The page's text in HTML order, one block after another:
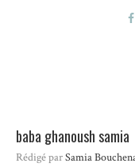
baba ghanoush samia
Rédigé parSamia